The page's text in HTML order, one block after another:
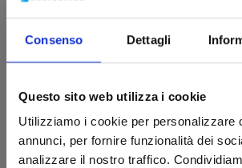
Consenso Dettagli
Questo sito web utilizza i cookie
Utilizziamo i cookie per personalizzare
annunci, per fornire funzionalità dei
analizzare il nostro traffico.
Condizioni generali
completando la registrazione indichi
attentamente, capito e accettato tutti
condizioni del presente accordo
obblighi che l'utilizzo di questo